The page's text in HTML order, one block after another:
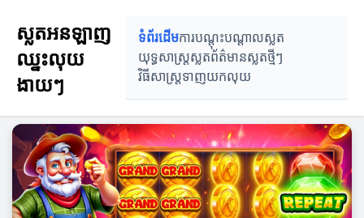
ស្លតអនឡាញ
ឈ្នះលុយ
ងាយៗ
ទំព័រដើមការបណ្តុះបណ្តាលស្លត
យុទ្ធសាស្ត្រស្លតព័ត៌មានស្លតថ្មីៗ
វិធីសាស្ត្រទាញយកលុយ